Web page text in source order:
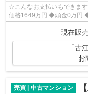
☆こんなお支払いもできます！ 【頭金無し・おまとめローン使用支払
価格1649万円 ◆頭金0万円
現在販
「古
お
売買 | 中古マンション